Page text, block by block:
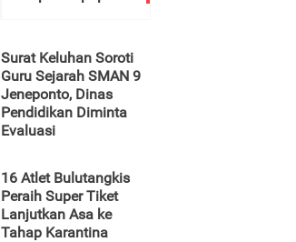
Surat Keluhan Soroti
Guru Sejarah SMAN 9
Jeneponto, Dinas
Pendidikan Diminta
Evaluasi
16 Atlet Bulutangkis
Peraih Super Tiket
Lanjutkan Asa ke
Tahap Karantina